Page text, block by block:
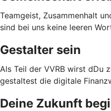
Teamgeist, Zusammenhalt
sind bei uns keine leeren
Gestalter sein
Als Teil der VVRB wirst dDu
gestaltest die digitale
Deine Zukunft